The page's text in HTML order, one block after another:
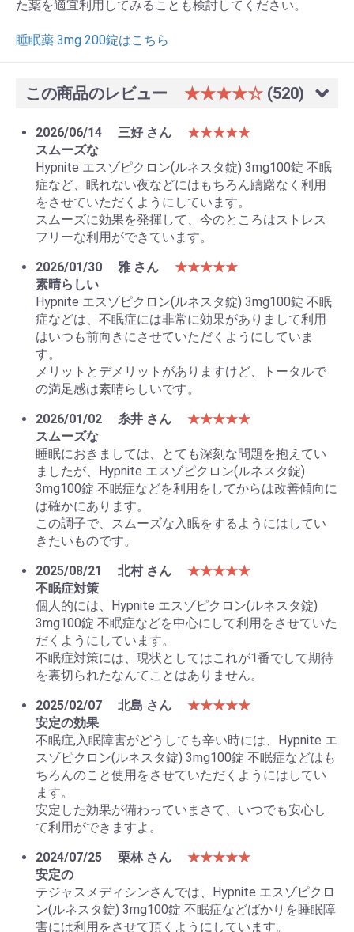
お買い物を続ける カートへ進む
た薬を適宜利用してみることも検討してください。
睡眠薬 3mg 200錠はこちら
この商品のレビュー ★★★★☆ (520)
2026/06/14 三好 さん
★★★★★
スムーズな
Hypnite エスゾピクロン(ルネスタ錠) 3mg100錠 不眠
症など、眠れない夜などにはもちろん躊躇なく利用
をさせていただくようにしています。
スムーズに効果を発揮して、今のところはストレス
フリーな利用ができています。
2026/01/30
雅 さん
★★★★★
素晴らしい
Hypnite エスゾピクロン(ルネスタ錠) 3mg100錠 不眠
症などは、不眠症には非常に効果がありまして利用
はいつも前向きにさせていただくようにしていま
す。
メリットとデメリットがありますけど、トータルで
の満足感は素晴らしいです。
2026/01/02
糸井 さん
★★★★★
スムーズな
睡眠におきましては、とても深刻な問題を抱えてい
ましたが、Hypnite エスゾピクロン(ルネスタ錠)
3mg100錠 不眠症などを利用をしてからは改善傾向に
は確かにあります。
この調子で、スムーズな入眠をするようにはしてい
きたいものです。
2025/08/21
北村 さん
★★★★★
不眠症対策
個人的には、Hypnite エスゾピクロン(ルネスタ錠)
3mg100錠 不眠症などを中心にして利用をさせていた
だくようにしています。
不眠症対策には、現状としてはこれが1番でして期待
を裏切られたなんてことはありません。
2025/02/07
北島 さん
★★★★★
安定の効果
不眠症,入眠障害がどうしても辛い時には、Hypnite エ
スゾピクロン(ルネスタ錠) 3mg100錠 不眠症などはも
ちろんのこと使用をさせていただくようにはしてい
ます。
安定した効果が備わっていまさて、いつでも安心し
て利用ができますよ。
2024/07/25
栗林 さん
★★★★★
安定の
テジャスメディシンさんでは、Hypnite エスゾピクロ
ン(ルネスタ錠) 3mg100錠 不眠症などばかりを睡眠障
害には利用をさせて頂くようにしています。